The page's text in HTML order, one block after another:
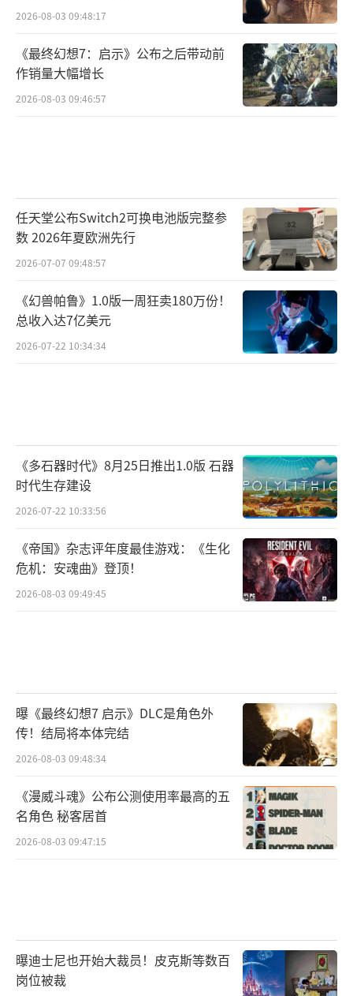
2026-08-03 09:48:17
《最终幻想7：启示》公布之后带动前
作销量大幅增长
2026-08-03 09:46:57
任天堂公布Switch2可换电池版完整参
数 2026年夏欧洲先行
2026-07-07 09:48:57
《幻兽帕鲁》1.0版一周狂卖180万份！
总收入达7亿美元
2026-07-22 10:34:34
《多石器时代》8月25日推出1.0版 石器
时代生存建设
2026-07-22 10:33:56
《帝国》杂志评年度最佳游戏：《生化
危机：安魂曲》登顶！
2026-08-03 09:49:45
曝《最终幻想7 启示》DLC是角色外
传！结局将本体完结
2026-08-03 09:48:34
《漫威斗魂》公布公测使用率最高的五
名角色 秘客居首
2026-08-03 09:47:15
曝迪士尼也开始大裁员！皮克斯等数百
岗位被裁